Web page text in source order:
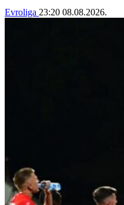
Evroliga 23:20 08.08.2026.